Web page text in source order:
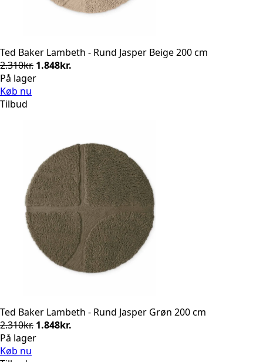
Ted Baker Lambeth - Rund Jasper Beige 200 cm
2.310kr. Den
oprindelige
1.848kr.
På lager
Køb nu
Tilbud
Ted Baker Lambeth - Rund Jasper Grøn 200 cm
2.310kr. Den
oprindelige
1.848kr.
På lager
Køb nu